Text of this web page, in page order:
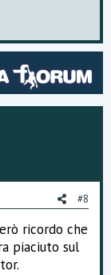
#8
ricordo che
piaciuto sul